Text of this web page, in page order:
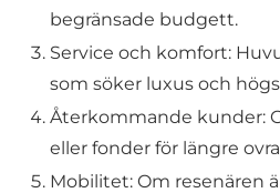
begränsade budgett.
Service och komfort:
som söker luxus och
Återkommande kunder:
eller fonder för längre
Mobilitet: Om resenären